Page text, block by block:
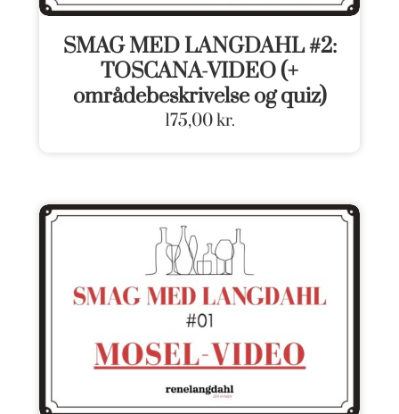
SMAG MED LANGDAHL #2:
TOSCANA-VIDEO (+
områdebeskrivelse og quiz)
175,00kr.